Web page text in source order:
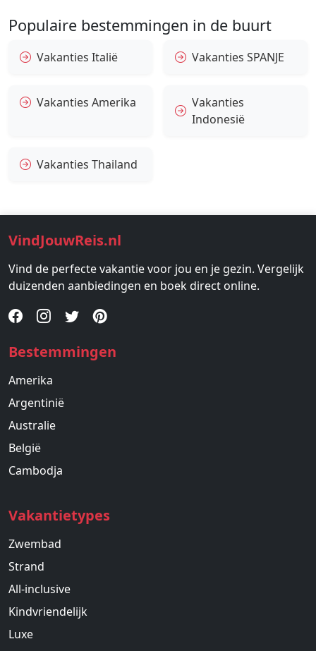
Populaire bestemmingen in de buurt
Vakanties Italië Vakanties SPANJE
Vakanties Amerika
Vakanties
Indonesië
Vakanties Thailand
VindJouwReis.nl
Vind de perfecte vakantie voor jou en je gezin. Vergelijk
duizenden aanbiedingen en boek direct online.
Bestemmingen
Amerika
Argentinië
Australie
België
Cambodja
Vakantietypes
Zwembad
Strand
All-inclusive
Kindvriendelijk
Luxe